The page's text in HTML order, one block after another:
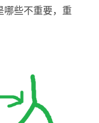
哪些不重要，重